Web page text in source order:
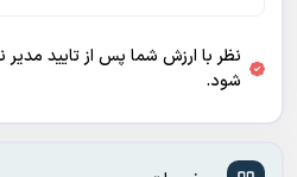
نظر با ارزش شما پس از تایید
شود.